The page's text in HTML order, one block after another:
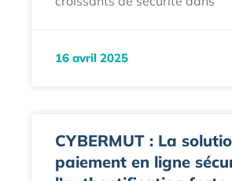
16 avril 2025
CYBERMUT : La
paiement en ligne